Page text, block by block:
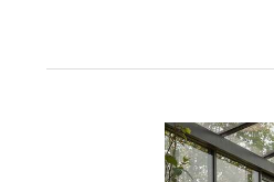
Aménager
une